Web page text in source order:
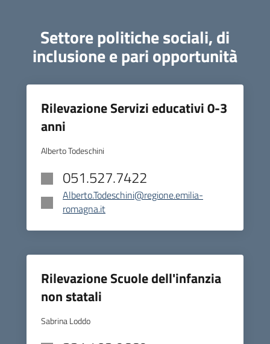
Settore politiche sociali, di
inclusione e pari opportunità
Rilevazione Servizi educativi 0-3
anni
Alberto Todeschini
051.527.7422
Alberto.Todeschini@regione.emilia-
romagna.it
Rilevazione Scuole dell'infanzia
non statali
Sabrina Loddo